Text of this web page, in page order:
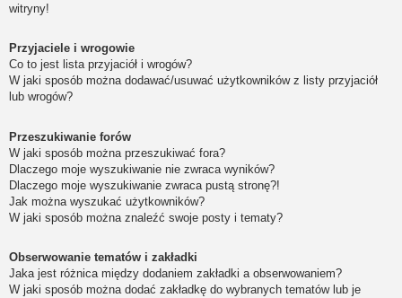
witryny!
Przyjaciele i wrogowie
Co to jest lista przyjaciół i wrogów?
W jaki sposób można dodawać/usuwać użytkowników z listy przyjaciół
lub wrogów?
Przeszukiwanie forów
W jaki sposób można przeszukiwać fora?
Dlaczego moje wyszukiwanie nie zwraca wyników?
Dlaczego moje wyszukiwanie zwraca pustą stronę?!
Jak można wyszukać użytkowników?
W jaki sposób można znaleźć swoje posty i tematy?
Obserwowanie tematów i zakładki
Jaka jest różnica między dodaniem zakładki a obserwowaniem?
W jaki sposób można dodać zakładkę do wybranych tematów lub je